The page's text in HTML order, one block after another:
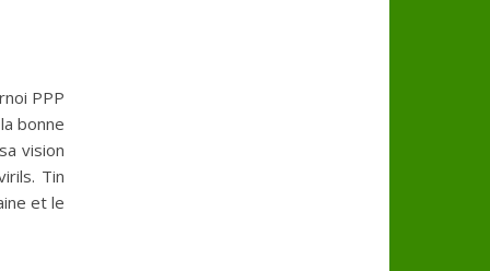
PPP
bonne
vision
Tin
et le